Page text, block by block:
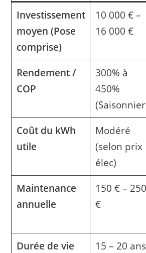
Investissement
moyen (Pose
comprise)
10 000 € –
16 000 €
Rendement /
COP
300% à
450%
Coût du kWh
utile
Modéré
(selon prix
élec)
Maintenance
annuelle
150 € – 250
€
Durée de vie
15 – 20 ans